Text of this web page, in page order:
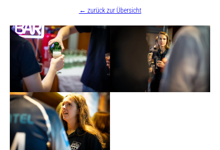
PARTNER & SPONSOREN
SPENDEN
KONTAKT
← zurück zur Übersicht